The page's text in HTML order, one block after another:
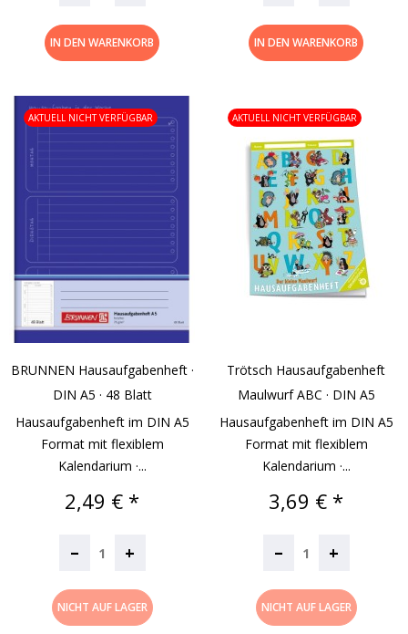
IN DEN WARENKORB IN DEN WARENKORB
BRUNNEN Hausaufgabenheft ·
DIN A5 · 48 Blatt
Hausaufgabenheft im DIN A5
Format mit flexiblem
Kalendarium ·...
Preis
2,49 € *
– +
NICHT AUF LAGER
AKTUELL NICHT VERFÜGBAR
Trötsch Hausaufgabenheft
Maulwurf ABC · DIN A5
Hausaufgabenheft im DIN A5
Format mit flexiblem
Kalendarium ·...
Preis
3,69 € *
– +
NICHT AUF LAGER
AKTUELL NICHT VERFÜGBAR